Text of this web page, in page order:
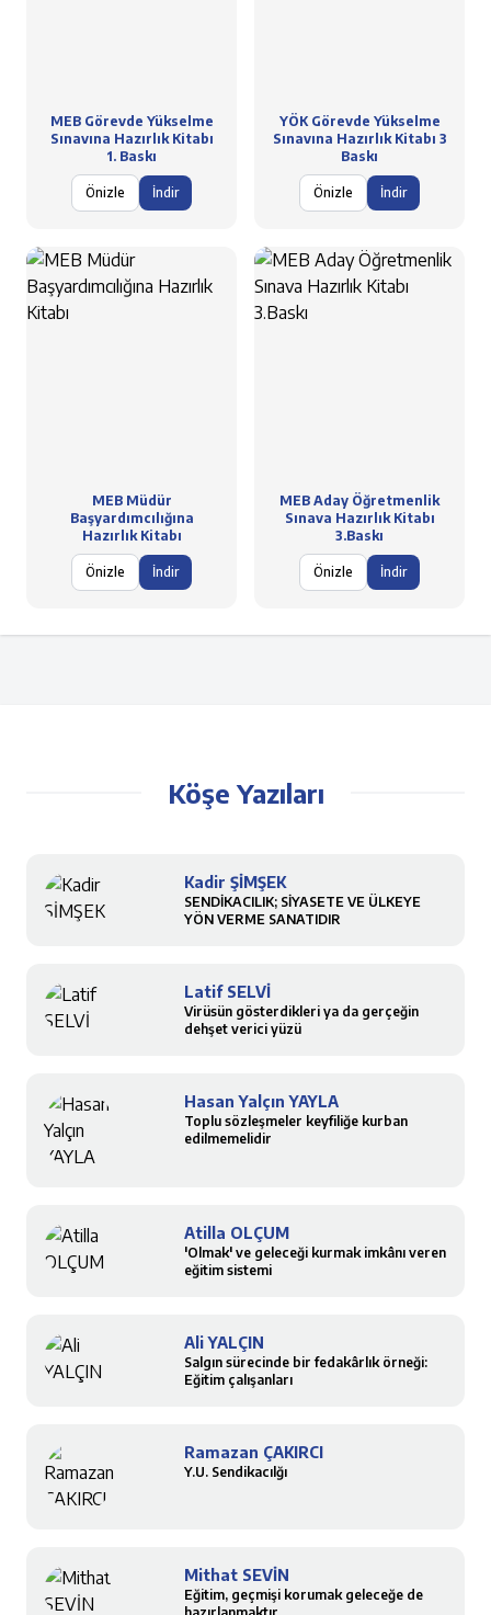
MEB Görevde Yükselme
Sınavına Hazırlık Kitabı
1. Baskı
Önizle İndir
YÖK Görevde Yükselme
Sınavına Hazırlık Kitabı 3
Baskı
Önizle İndir
MEB Müdür
Başyardımcılığına
Hazırlık Kitabı
Önizle İndir
MEB Aday Öğretmenlik
Sınava Hazırlık Kitabı
3.Baskı
Önizle İndir
Köşe Yazıları
Kadir ŞİMŞEK
SENDİKACILIK; SİYASETE VE ÜLKEYE
YÖN VERME SANATIDIR
Latif SELVİ
Virüsün gösterdikleri ya da gerçeğin
dehşet verici yüzü
Hasan Yalçın YAYLA
Toplu sözleşmeler keyfiliğe kurban
edilmemelidir
Atilla OLÇUM
'Olmak' ve geleceği kurmak imkânı veren
eğitim sistemi
Ali YALÇIN
Salgın sürecinde bir fedakârlık örneği:
Eğitim çalışanları
Ramazan ÇAKIRCI
Y.U. Sendikacılğı
Mithat SEVİN
Eğitim, geçmişi korumak geleceğe de